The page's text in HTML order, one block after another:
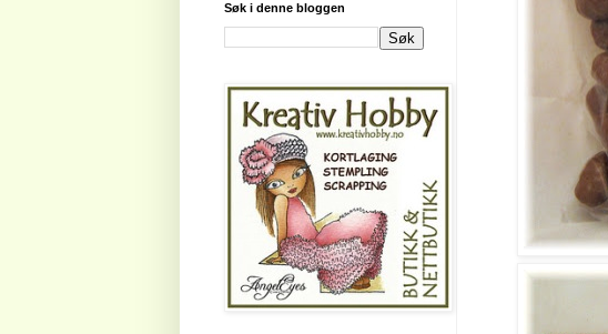
Søk i denne bloggen